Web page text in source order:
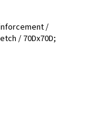
/
/ 70Dx70D;